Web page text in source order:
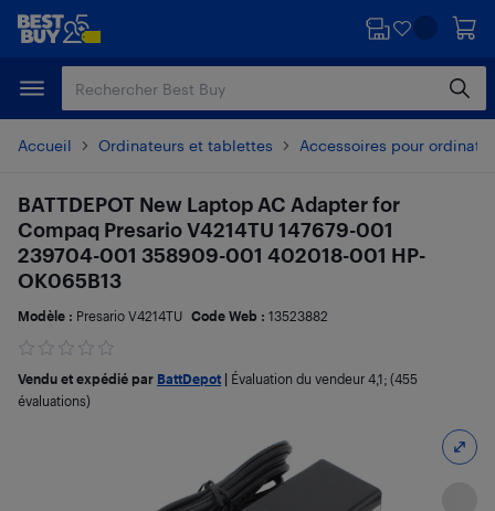
Passer
principal
Passer
Accueil Ordinateurs et tablettes Accessoires pour
BATTDEPOT New Laptop AC Adapter for
Compaq Presario V4214TU 147679-001
239704-001 358909-001 402018-001 HP-
OK065B13
Modèle : Presario V4214TU Code Web : 13523882
Vendu et expédié par BattDepot Évaluation du vendeur 4,1; (455
évaluations)